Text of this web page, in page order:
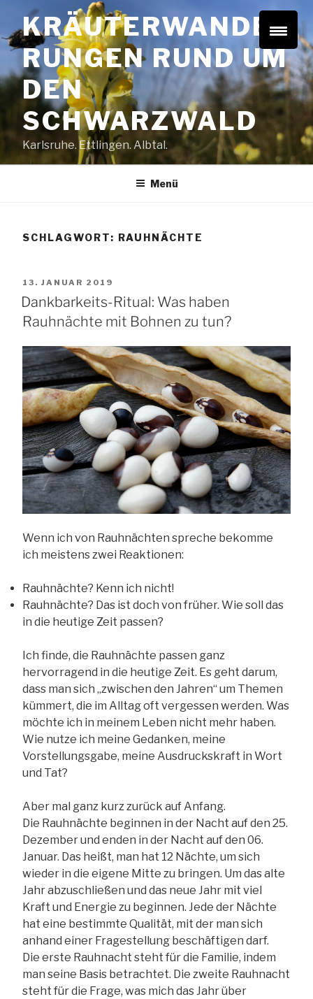
Inhalt
springenKRÄUTERWANDE
RUNGEN RUND UM
DEN
SCHWARZWALD
Karlsruhe. Ettlingen. Albtal.
Menü
SCHLAGWORT: RAUHNÄCHTE
VERÖFFENTLICHT
AM
13. JANUAR 2019
Dankbarkeits-Ritual: Was haben
Rauhnächte mit Bohnen zu tun?
Wenn ich von Rauhnächten spreche bekomme
ich meistens zwei Reaktionen:
Rauhnächte? Kenn ich nicht!
Rauhnächte? Das ist doch von früher. Wie soll das
in die heutige Zeit passen?
Ich finde, die Rauhnächte passen ganz
hervorragend in die heutige Zeit. Es geht darum,
dass man sich „zwischen den Jahren“ um Themen
kümmert, die im Alltag oft vergessen werden. Was
möchte ich in meinem Leben nicht mehr haben.
Wie nutze ich meine Gedanken, meine
Vorstellungsgabe, meine Ausdruckskraft in Wort
und Tat?
Aber mal ganz kurz zurück auf Anfang.
Die Rauhnächte beginnen in der Nacht auf den 25.
Dezember und enden in der Nacht auf den 06.
Januar. Das heißt, man hat 12 Nächte, um sich
wieder in die eigene Mitte zu bringen. Um das alte
Jahr abzuschließen und das neue Jahr mit viel
Kraft und Energie zu beginnen. Jede der Nächte
hat eine bestimmte Qualität, mit der man sich
anhand einer Fragestellung beschäftigen darf.
Die erste Rauhnacht steht für die Familie, indem
man seine Basis betrachtet. Die zweite Rauhnacht
steht für die Frage, was mich das Jahr über